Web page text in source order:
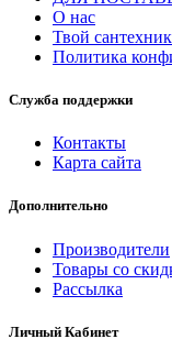
О нас
Твой
Политика
Служба поддержки
Контакты
Карта сайта
Дополнительно
Производители
Товары со
Рассылка
Личный Кабинет